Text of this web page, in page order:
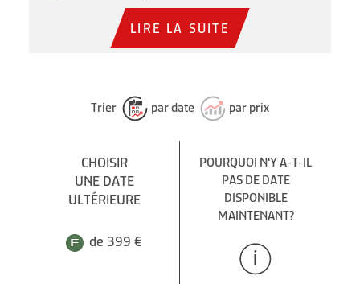
LIRE LA SUITE
Trier par date par prix
CHOISIR
UNE DATE
ULTÉRIEURE
de 399 €
POURQUOI N'Y A-T-IL
PAS DE DATE
DISPONIBLE
MAINTENANT?